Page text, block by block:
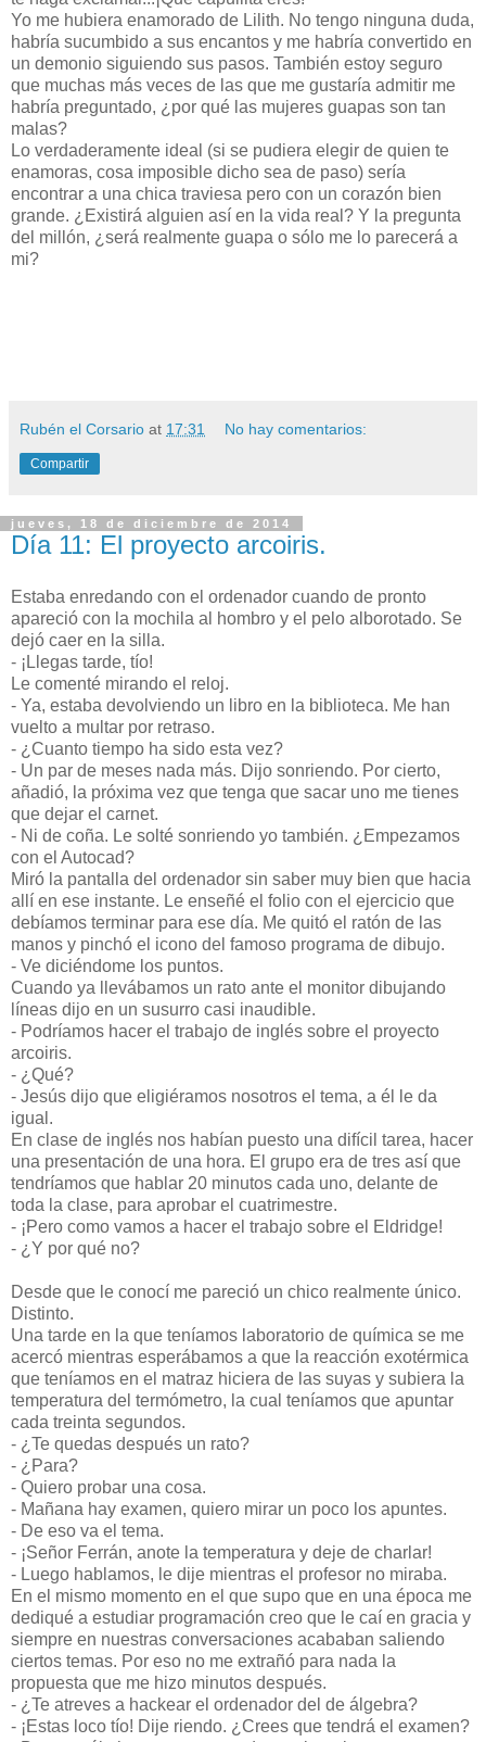
Yo me hubiera enamorado de Lilith. No tengo ninguna duda,
habría sucumbido a sus encantos y me habría convertido en
un demonio siguiendo sus pasos. También estoy seguro
que muchas más veces de las que me gustaría admitir me
habría preguntado, ¿por qué las mujeres guapas son tan
malas?
Lo verdaderamente ideal (si se pudiera elegir de quien te
enamoras, cosa imposible dicho sea de paso) sería
encontrar a una chica traviesa pero con un corazón bien
grande. ¿Existirá alguien así en la vida real? Y la pregunta
del millón, ¿será realmente guapa o sólo me lo parecerá a
mi?
Rubén el Corsario at 17:31 No hay comentarios:
Compartir
jueves, 18 de diciembre de 2014
Día 11: El proyecto arcoiris.
Estaba enredando con el ordenador cuando de pronto
apareció con la mochila al hombro y el pelo alborotado. Se
dejó caer en la silla.
- ¡Llegas tarde, tío!
Le comenté mirando el reloj.
- Ya, estaba devolviendo un libro en la biblioteca. Me han
vuelto a multar por retraso.
- ¿Cuanto tiempo ha sido esta vez?
- Un par de meses nada más. Dijo sonriendo. Por cierto,
añadió, la próxima vez que tenga que sacar uno me tienes
que dejar el carnet.
- Ni de coña. Le solté sonriendo yo también. ¿Empezamos
con el Autocad?
Miró la pantalla del ordenador sin saber muy bien que hacia
allí en ese instante. Le enseñé el folio con el ejercicio que
debíamos terminar para ese día. Me quitó el ratón de las
manos y pinchó el icono del famoso programa de dibujo.
- Ve diciéndome los puntos.
Cuando ya llevábamos un rato ante el monitor dibujando
líneas dijo en un susurro casi inaudible.
- Podríamos hacer el trabajo de inglés sobre el proyecto
arcoiris.
- ¿Qué?
- Jesús dijo que eligiéramos nosotros el tema, a él le da
igual.
En clase de inglés nos habían puesto una difícil tarea, hacer
una presentación de una hora. El grupo era de tres así que
tendríamos que hablar 20 minutos cada uno, delante de
toda la clase, para aprobar el cuatrimestre.
- ¡Pero como vamos a hacer el trabajo sobre el Eldridge!
- ¿Y por qué no?
Desde que le conocí me pareció un chico realmente único.
Distinto.
Una tarde en la que teníamos laboratorio de química se me
acercó mientras esperábamos a que la reacción exotérmica
que teníamos en el matraz hiciera de las suyas y subiera la
temperatura del termómetro, la cual teníamos que apuntar
cada treinta segundos.
- ¿Te quedas después un rato?
- ¿Para?
- Quiero probar una cosa.
- Mañana hay examen, quiero mirar un poco los apuntes.
- De eso va el tema.
- ¡Señor Ferrán, anote la temperatura y deje de charlar!
- Luego hablamos, le dije mientras el profesor no miraba.
En el mismo momento en el que supo que en una época me
dediqué a estudiar programación creo que le caí en gracia y
siempre en nuestras conversaciones acababan saliendo
ciertos temas. Por eso no me extrañó para nada la
propuesta que me hizo minutos después.
- ¿Te atreves a hackear el ordenador del de álgebra?
- ¡Estas loco tío! Dije riendo. ¿Crees que tendrá el examen?